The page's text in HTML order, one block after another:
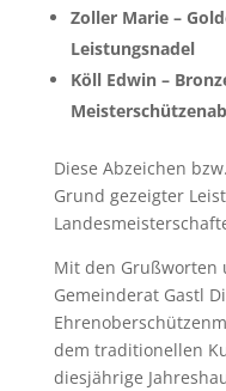
Zoller Marie –
Leistungsnadel
Köll Edwin –
Diese Abzeichen
Grund gezeigter
Mit den Grußworten
Gemeinderat Gastl
dem traditionellen
diesjährige